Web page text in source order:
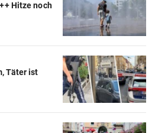
Hitze noch
Täter ist